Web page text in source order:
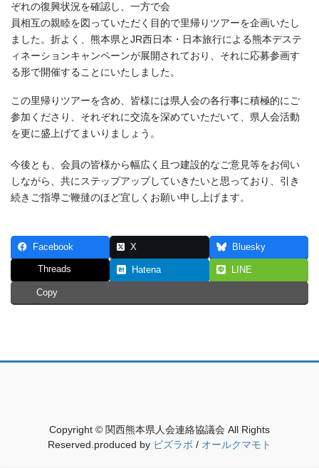
ぞれの復興状況を確認し、一方で会
員相互の親睦を図っていただく目的で里帰りツアーを企画いたし
ました。折よく、熊本県とJR西日本・日本旅行による熊本デステ
ィネーションキャンペーンが展開されており、それに応募参画す
る形で開催することにいたしました。
この里帰りツアーを含め、皆様には県人会の各行事に積極的にご
参加くださり、それぞれに交流を深めていただいて、県人会活動
を更に盛上げてまいりましょう。
今後とも、会員の皆様から幅広く且つ建設的なご意見等をお伺い
しながら、共にステップアップしていきたいと思っており、引き
続きご指導ご鞭撻のほど宜しくお願い申し上げます。
Facebook X Bluesky
Threads Hatena LINE
Copy
Copyright © 関西熊本県人会連絡協議会 All Rights
Reserved.produced by ビズラボ / オールクマモト